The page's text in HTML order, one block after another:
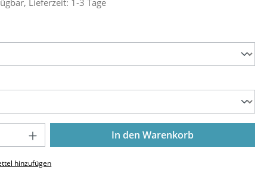
Anzahl: Gib den gewünschten Wert
In den Warenkorb
hinzufügen